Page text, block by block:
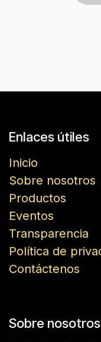
Enlaces útiles
Inicio
Sobre nosotros
Productos
Eventos
Transparencia
Política de
Contáctenos
Sobre nosotros